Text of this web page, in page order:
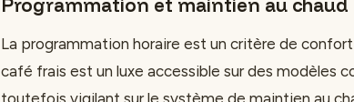
Programmation et maintien au chaud
La programmation horaire est un critère de confort
café frais est un luxe accessible sur des modèles
toutefois vigilant sur le système de maintien au